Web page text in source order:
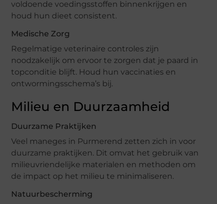
voldoende voedingsstoffen binnenkrijgen en
houd hun dieet consistent.
Medische Zorg
Regelmatige veterinaire controles zijn
noodzakelijk om ervoor te zorgen dat je paard in
topconditie blijft. Houd hun vaccinaties en
ontwormingsschema’s bij.
Milieu en Duurzaamheid
Duurzame Praktijken
Veel maneges in Purmerend zetten zich in voor
duurzame praktijken. Dit omvat het gebruik van
milieuvriendelijke materialen en methoden om
de impact op het milieu te minimaliseren.
Natuurbescherming